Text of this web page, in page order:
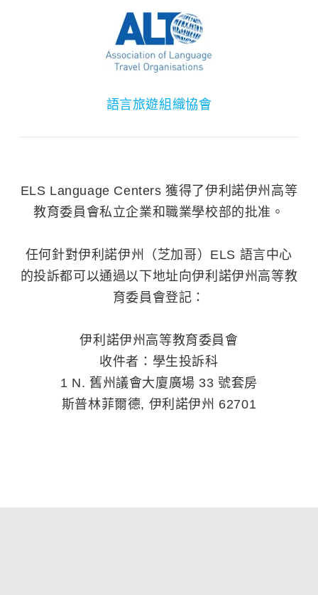
語言旅遊組織協會
ELS Language Centers 獲得了伊利諾伊州高等
教育委員會私立企業和職業學校部的批准。
任何針對伊利諾伊州（芝加哥）ELS 語言中心
的投訴都可以通過以下地址向伊利諾伊州高等教
育委員會登記：
伊利諾伊州高等教育委員會
收件者：學生投訴科
1 N. 舊州議會大廈廣場 33 號套房
斯普林菲爾德, 伊利諾伊州 62701